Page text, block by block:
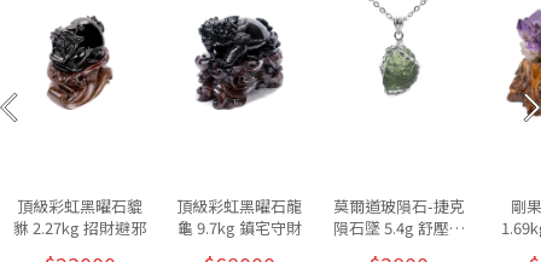
頂級彩虹黑曜石貔
貅 2.27kg 招財避邪
頂級彩虹黑曜石龍
龜 9.7kg 鎮宅守財
莫爾道玻隕石-捷克
隕石墜 5.4g 舒壓放
剛